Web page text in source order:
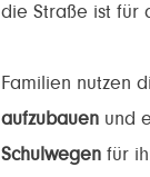
die Straße ist für
Familien nutzen
aufzubauen und
Schulwegen für